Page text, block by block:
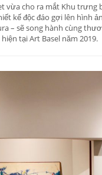
vừa cho ra mắt Khu trưng
kế độc đáo gợi lên hình
– sẽ song hành cùng
tại Art Basel năm 2019.